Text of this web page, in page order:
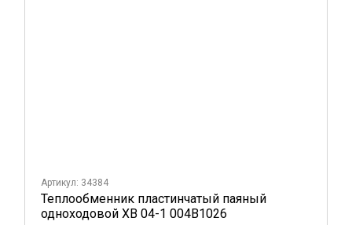
Артикул: 34384
Теплообменник пластинчатый паяный
одноходовой XB 04-1 004B1026